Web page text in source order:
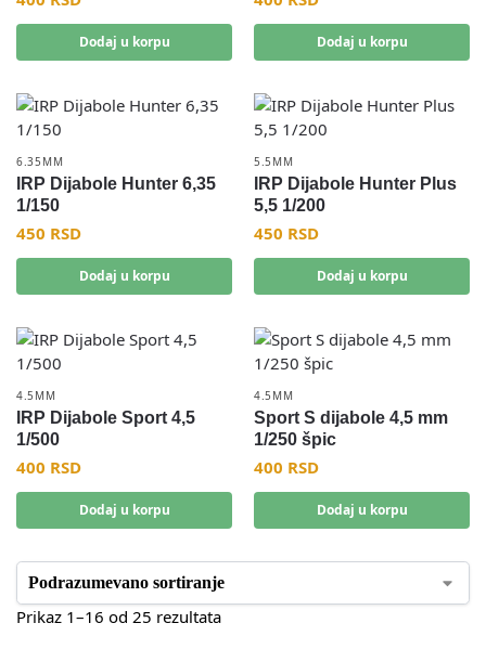
Dodaj u korpu Dodaj u korpu
6.35MM
IRP Dijabole Hunter 6,35
1/150
450 RSD
Dodaj u korpu
5.5MM
IRP Dijabole Hunter Plus
5,5 1/200
450 RSD
Dodaj u korpu
4.5MM
IRP Dijabole Sport 4,5
1/500
400 RSD
Dodaj u korpu
4.5MM
Sport S dijabole 4,5 mm
1/250 špic
400 RSD
Dodaj u korpu
Prikaz 1–16 od 25 rezultata